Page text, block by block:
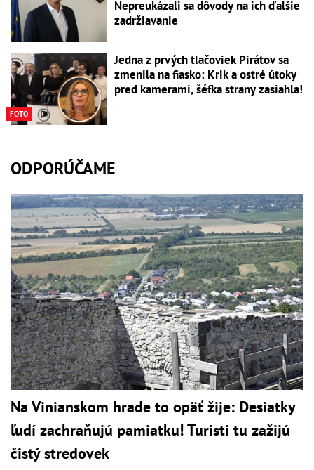
Nepreukázali sa dôvody na ich ďalšie
zadržiavanie
FOTO
Jedna z prvých tlačoviek Pirátov sa
zmenila na fiasko: Krik a ostré útoky
pred kamerami, šéfka strany zasiahla!
ODPORÚČAME
Na Vinianskom hrade to opäť žije: Desiatky
ľudí zachraňujú pamiatku! Turisti tu zažijú
čistý stredovek